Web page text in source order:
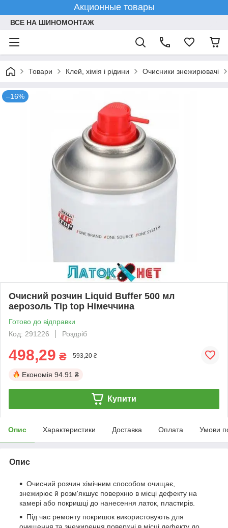
Акционные товары
ВСЕ НА ШИНОМОНТАЖ
Товари Клей, хімія і рідини Очисники знежирювачі
–16%
Очисний розчин Liquid Buffer 500 мл
аерозоль Tip top Німеччина
Готово до відправки
Код: 291226
Роздріб
498,29 ₴ 593,20 ₴
Економія 94.91 ₴
Купити
Опис Характеристики Доставка Оплата Умови
Опис
Очисний розчин хімічним способом очищає,
знежирює й розм'якшує поверхню в місці дефекту на
камері або покришці до нанесення латок, пластирів.
Під час ремонту покришок використовують для
очищення та знежирення поверхні в місці дефекту до